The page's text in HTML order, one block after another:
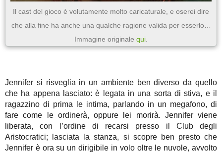
Il cast del gioco è volutamente molto caricaturale, e oserei dire
che alla fine ha anche una qualche ragione valida per esserlo…
Immagine originale qui.
Jennifer si risveglia in un ambiente ben diverso da quello
che ha appena lasciato: è legata in una sorta di stiva, e il
ragazzino di prima le intima, parlando in un megafono, di
fare come le ordinerà, oppure lei morirà. Jennifer viene
liberata, con l’ordine di recarsi presso il Club degli
Aristocratici; lasciata la stanza, si scopre ben presto che
Jennifer è ora su un dirigibile in volo oltre le nuvole, avvolto